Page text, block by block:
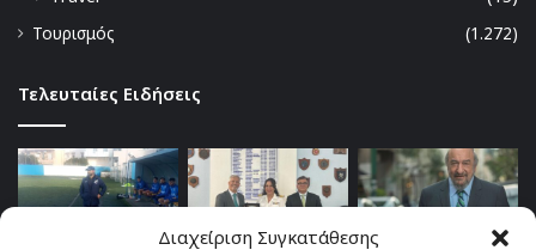
Διαχείριση Συγκατάθεσης
Τουρισμός
(1.272)
Τελευταίες Ειδήσεις